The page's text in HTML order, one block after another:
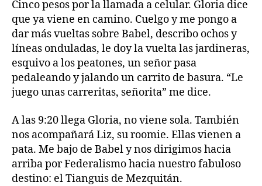
Cinco pesos por la llamada a celular. Gloria dice
que ya viene en camino. Cuelgo y me pongo a
dar más vueltas sobre Babel, describo ochos y
líneas onduladas, le doy la vuelta las jardineras,
esquivo a los peatones, un señor pasa
pedaleando y jalando un carrito de basura. “Le
juego unas carreritas, señorita” me dice.
A las 9:20 llega Gloria, no viene sola. También
nos acompañará Liz, su roomie. Ellas vienen a
pata. Me bajo de Babel y nos dirigimos hacia
arriba por Federalismo hacia nuestro fabuloso
destino: el Tianguis de Mezquitán.